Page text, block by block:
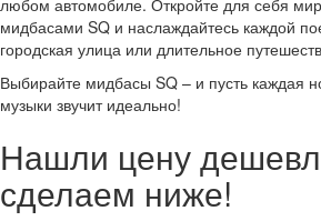
мидбасами SQ и наслаждайтесь каждой
городская улица или длительное
Выбирайте мидбасы SQ – и пусть каждая
музыки звучит идеально!
Нашли цену
сделаем ниже!